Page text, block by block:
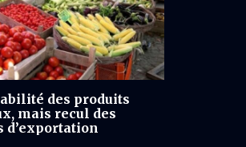
des produits
mais recul des
d’exportation